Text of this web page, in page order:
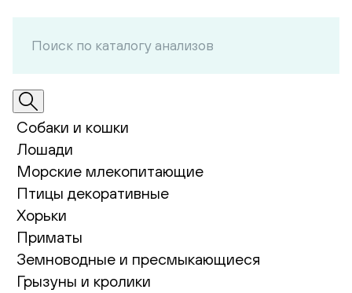
Собаки и кошки
Лошади
Морские млекопитающие
Птицы декоративные
Хорьки
Приматы
Земноводные и пресмыкающиеся
Грызуны и кролики